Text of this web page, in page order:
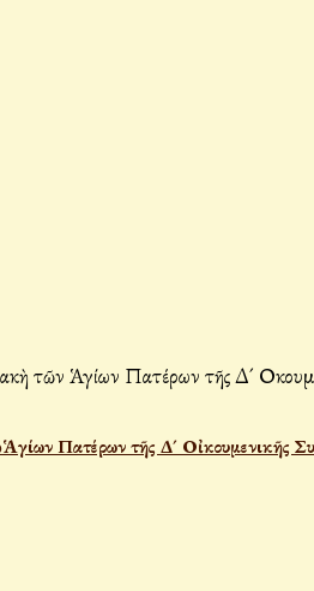
Πατέρων τῆς Δ´ Οἰκουμενικῆς